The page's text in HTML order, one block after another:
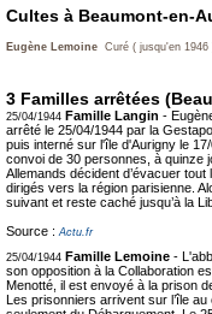
Cultes à Beaumont-en-
Eugène Lemoine Curé ( jusqu'en 1946
3 Familles arrêtées
25/04/1944 Famille Langin -
arrêté le 25/04/1944 par la
puis interné sur l'île d'Aurigny le
convoi de 30 personnes, à quinze
Allemands décident d’évacuer
dirigés vers la région parisienne.
suivant et reste caché jusqu’à la
Source : Actu.fr
25/04/1944 Famille Lemoine -
son opposition à la Collaboration
Menotté, il est envoyé à la prison
Les prisonniers arrivent sur l’île